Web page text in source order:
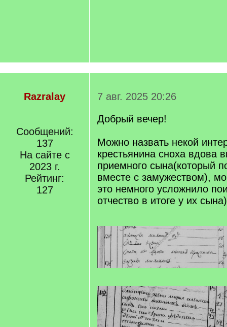
Razralay
Сообщений:
137
На сайте с
2023 г.
Рейтинг:
127
7 авг. 2025 20:26
Добрый вечер!
Можно назвать некой
крестьянина сноха вдова
приемного сына(который
вместе с замужеством),
это немного усложнило
отчество в итоге у их сына)